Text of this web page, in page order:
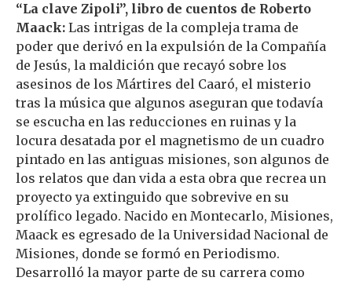
“La clave Zipoli”, libro de cuentos de Roberto
Maack: Las intrigas de la compleja trama de
poder que derivó en la expulsión de la Compañía
de Jesús, la maldición que recayó sobre los
asesinos de los Mártires del Caaró, el misterio
tras la música que algunos aseguran que todavía
se escucha en las reducciones en ruinas y la
locura desatada por el magnetismo de un cuadro
pintado en las antiguas misiones, son algunos de
los relatos que dan vida a esta obra que recrea un
proyecto ya extinguido que sobrevive en su
prolífico legado. Nacido en Montecarlo, Misiones,
Maack es egresado de la Universidad Nacional de
Misiones, donde se formó en Periodismo.
Desarrolló la mayor parte de su carrera como